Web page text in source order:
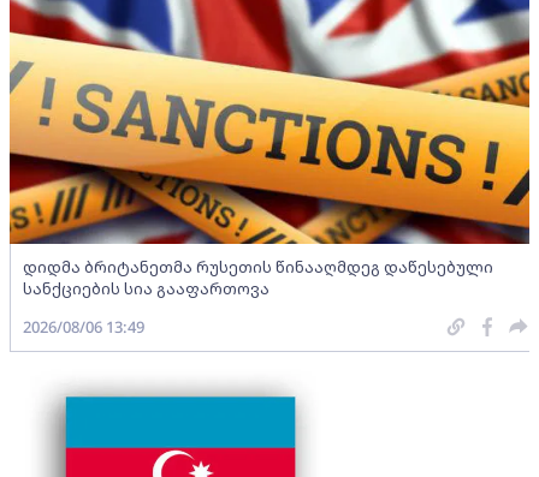
დიდმა ბრიტანეთმა რუსეთის წინააღმდეგ დაწესებული
სანქციების სია გააფართოვა
2026/08/06 13:49